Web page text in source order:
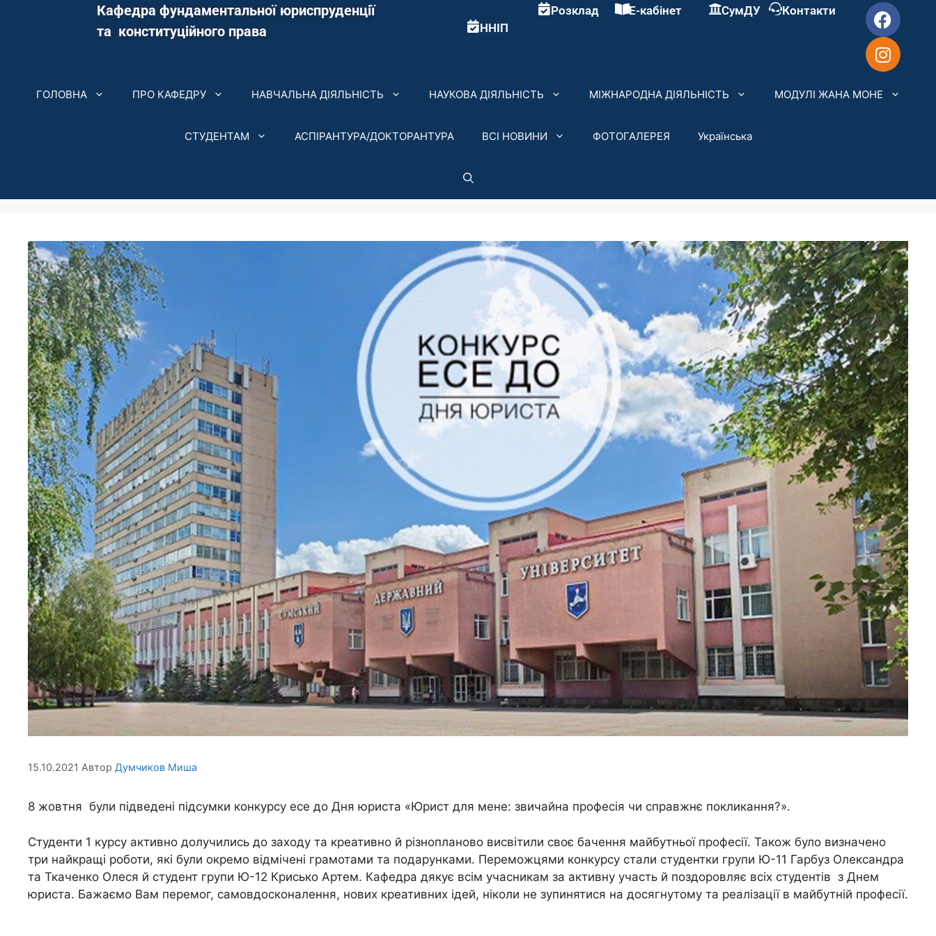
Кафедра фундаментальної юриспруденції
та конституційного права
ННІП
Розклад Е-кабінет СумДУ Контакти
ГОЛОВНА ПРО КАФЕДРУ НАВЧАЛЬНА ДІЯЛЬНІСТЬ НАУКОВА ДІЯЛЬНІСТЬ МІЖНАРОДНА ДІЯЛЬНІСТЬ МОДУЛІ ЖАНА МОНЕ
СТУДЕНТАМ АСПІРАНТУРА/ДОКТОРАНТУРА ВСІ НОВИНИ ФОТОГАЛЕРЕЯ Українська
15.10.2021 Автор Думчиков Миша
8 жовтня були підведені підсумки конкурсу есе до Дня юриста «Юрист для мене: звичайна професія чи справжнє покликання?».
Студенти 1 курсу активно долучились до заходу та креативно й різнопланово висвітили своє бачення майбутньої професії. Також було визначено
три найкращі роботи, які були окремо відмічені грамотами та подарунками. Переможцями конкурсу стали студентки групи Ю-11 Гарбуз Олександра
та Ткаченко Олеся й студент групи Ю-12 Крисько Артем. Кафедра дякує всім учасникам за активну участь й поздоровляє всіх студентів з Днем
юриста. Бажаємо Вам перемог, самовдосконалення, нових креативних ідей, ніколи не зупинятися на досягнутому та реалізації в майбутній професії.